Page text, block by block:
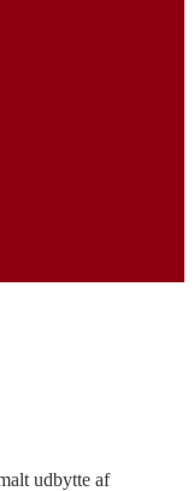
udbytte af